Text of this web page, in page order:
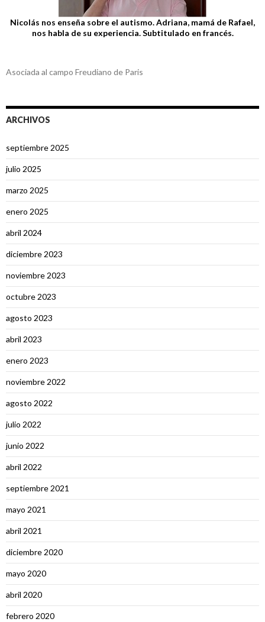
Nicolás nos enseña sobre el autismo. Adriana, mamá de Rafael,
nos habla de su experiencia. Subtitulado en francés.
Asociada al campo Freudiano de Paris
ARCHIVOS
septiembre 2025
julio 2025
marzo 2025
enero 2025
abril 2024
diciembre 2023
noviembre 2023
octubre 2023
agosto 2023
abril 2023
enero 2023
noviembre 2022
agosto 2022
julio 2022
junio 2022
abril 2022
septiembre 2021
mayo 2021
abril 2021
diciembre 2020
mayo 2020
abril 2020
febrero 2020